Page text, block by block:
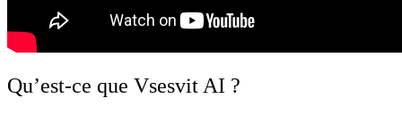
Qu’est-ce que Vsesvit AI ?